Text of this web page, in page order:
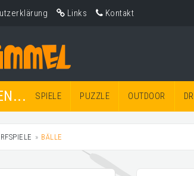
Links Kontakt
SPIELE PUZZLE OUTDOOR
BÄLLE